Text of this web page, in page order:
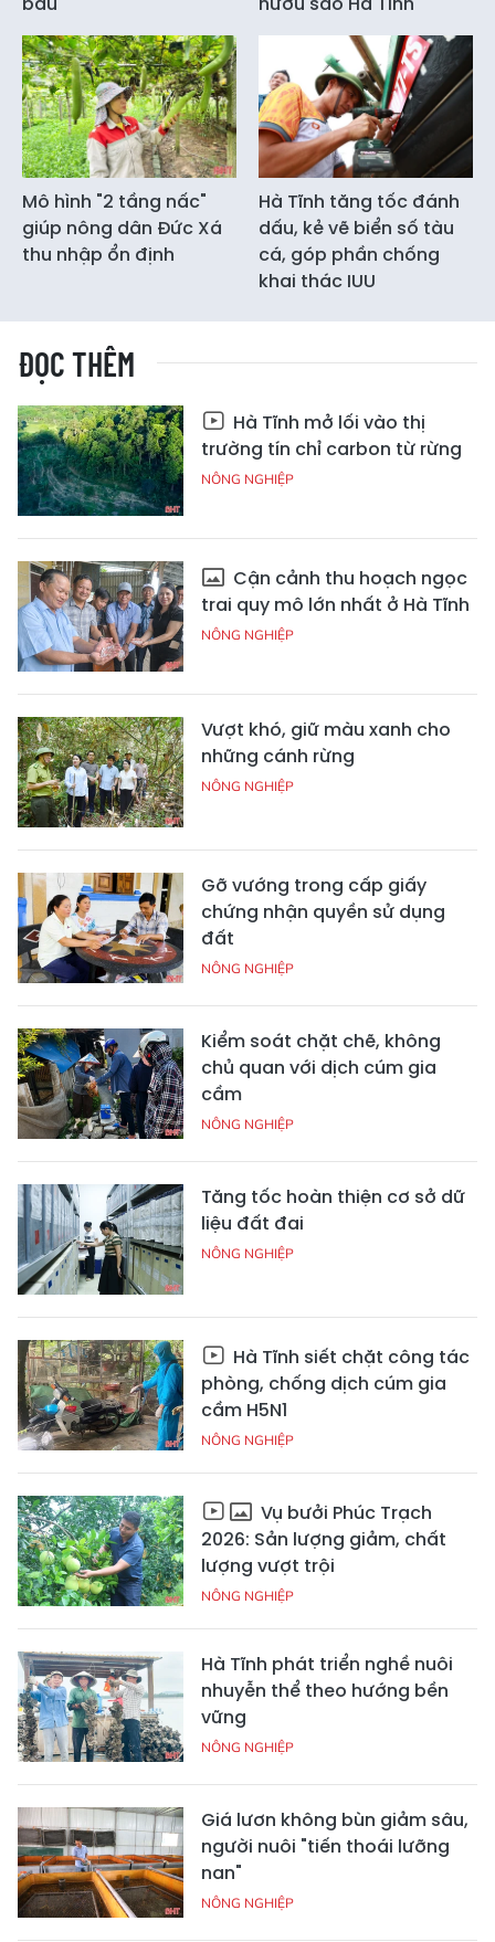
Mô hình "2 tầng nấc"
giúp nông dân Đức Xá
thu nhập ổn định
Hà Tĩnh tăng tốc đánh
dấu, kẻ vẽ biển số tàu
cá, góp phần chống
khai thác IUU
ĐỌC THÊM
Hà Tĩnh mở lối vào thị
trường tín chỉ carbon từ rừng
NÔNG NGHIỆP
Cận cảnh thu hoạch ngọc
trai quy mô lớn nhất ở Hà Tĩnh
NÔNG NGHIỆP
Vượt khó, giữ màu xanh cho
những cánh rừng
NÔNG NGHIỆP
Gỡ vướng trong cấp giấy
chứng nhận quyền sử dụng
đất
NÔNG NGHIỆP
Kiểm soát chặt chẽ, không
chủ quan với dịch cúm gia
cầm
NÔNG NGHIỆP
Tăng tốc hoàn thiện cơ sở dữ
liệu đất đai
NÔNG NGHIỆP
Hà Tĩnh siết chặt công tác
phòng, chống dịch cúm gia
cầm H5N1
NÔNG NGHIỆP
Vụ bưởi Phúc Trạch
2026: Sản lượng giảm, chất
lượng vượt trội
NÔNG NGHIỆP
Hà Tĩnh phát triển nghề nuôi
nhuyễn thể theo hướng bền
vững
NÔNG NGHIỆP
Giá lươn không bùn giảm sâu,
người nuôi "tiến thoái lưỡng
nan"
NÔNG NGHIỆP